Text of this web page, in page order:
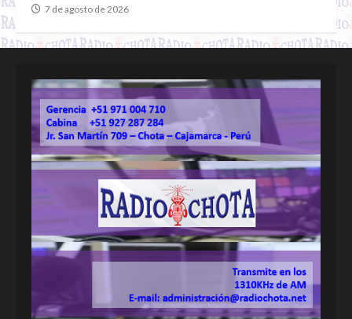
7 de agosto de 2026